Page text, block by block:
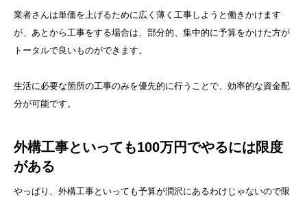
業者さんは単価を上げるために広く薄く工事しようと働きかけます
が、あとから工事をする場合は、部分的、集中的に予算をかけた方が
トータルで良いものができます。
生活に必要な箇所の工事のみを優先的に行うことで、効率的な資金配
分が可能です。
外構工事といっても100万円でやるには限度
がある
やっぱり、外構工事といっても予算が潤沢にあるわけじゃないので限